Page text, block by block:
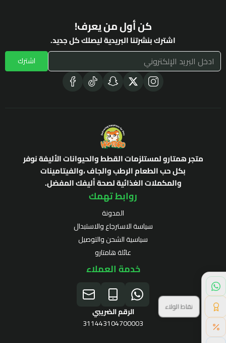
كن أول من يعرف!
اشترك بنشرتنا البريدية ليصلك كل جديد.
اشترك
متجر همتارو لمستلزمات القطط والحيوانات الأليفة نوفر
بكل حب الطعام الرطب والجاف ،والفيتامينات
والمكملات الغذائية لصحة أليفك المفضل.
روابط تهمك
المدونة
سياسة الاسترجاع والاستبدال
سياسية الشحن والتوصيل
عائلة هامتارو
خدمة العملاء
الرقم الضريبي
311443104700003
نقاط الولاء